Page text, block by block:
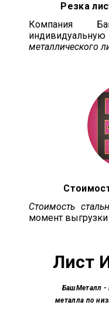
Резка
Компания
индивидуальную
металлического
Стоимость
момент
Лист
БашМеталл -
металла по